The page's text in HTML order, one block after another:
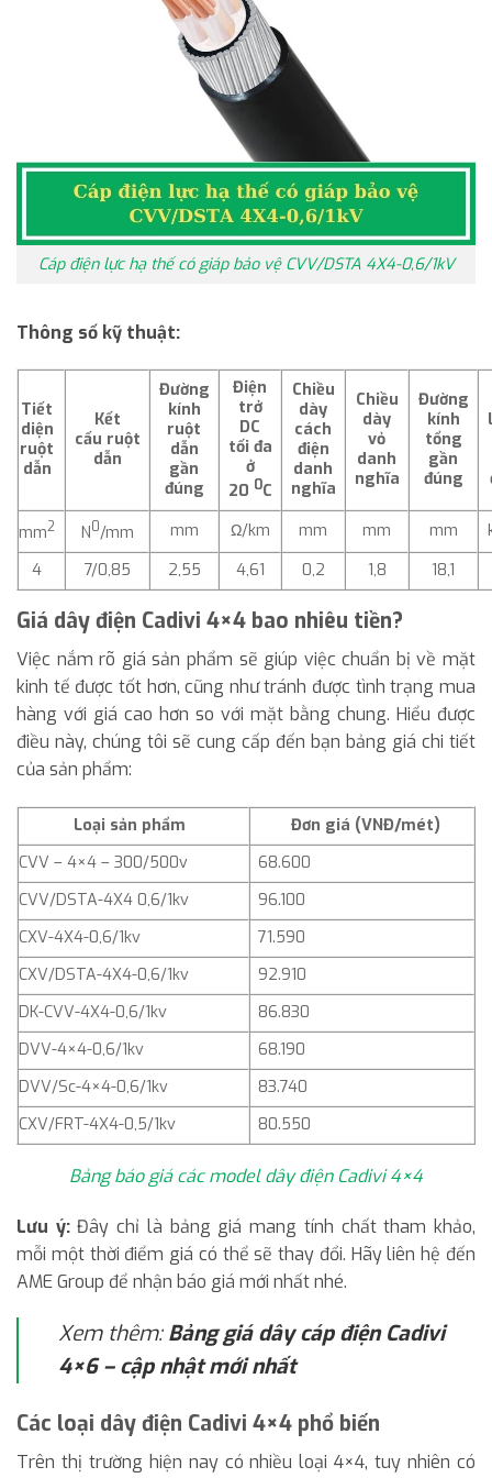
Cáp điện lực hạ thế có giáp bảo vệ CVV/DSTA 4X4-0,6/1kV
Thông số kỹ thuật:
Tiết
diện
ruột
dẫn
Kết
cấu ruột
dẫn
Đường
kính
ruột
dẫn
gần
đúng
Điện
trở
DC
tối đa
ở
20 0C
Chiều
dày
cách
điện
danh
nghĩa
Chiều
dày
vỏ
danh
nghĩa
Đường
kính
tổng
gần
đúng
mm2 N0/mm mm Ω/km mm mm mm
4
7/0,85 2,55 4,61 0,2 1,8 18,1
Giá dây điện Cadivi 4×4 bao nhiêu tiền?
Việc nắm rõ giá sản phẩm sẽ giúp việc chuẩn bị về mặt
kinh tế được tốt hơn, cũng như tránh được tình trạng mua
hàng với giá cao hơn so với mặt bằng chung. Hiểu được
điều này, chúng tôi sẽ cung cấp đến bạn bảng giá chi tiết
của sản phẩm:
Loại sản phẩm
Đơn giá (VNĐ/mét)
CVV – 4×4 – 300/500v
68.600
CVV/DSTA-4X4 0,6/1kv
96.100
CXV-4X4-0,6/1kv
71.590
CXV/DSTA-4X4-0,6/1kv
92.910
DK-CVV-4X4-0,6/1kv
86.830
DVV-4×4-0,6/1kv
68.190
DVV/Sc-4×4-0,6/1kv
83.740
CXV/FRT-4X4-0,5/1kv
80.550
Bảng báo giá các model dây điện Cadivi 4×4
Lưu ý:Đây chỉ là bảng giá mang tính chất tham khảo,
mỗi một thời điểm giá có thể sẽ thay đổi. Hãy liên hệ đến
AME Group để nhận báo giá mới nhất nhé.
Xem thêm: Bảng giá dây cáp điện Cadivi
4×6 – cập nhật mới nhất
Các loại dây điện Cadivi 4×4 phổ biến
Trên thị trường hiện nay có nhiều loại 4×4, tuy nhiên có